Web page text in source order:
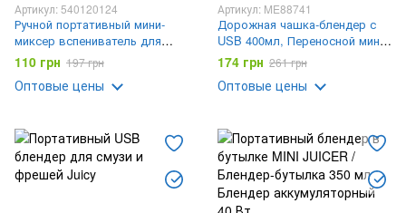
Артикул: 540120124
Ручной портативный мини-
миксер вспениватель для
сливок и молока капучинатор
110 грн 197 грн
Оптовые цены
Артикул: ME88741
Дорожная чашка-блендер с
USB 400мл, Переносной мини-
блендер / Измельчитель для
смузи
174 грн 261 грн
Оптовые цены